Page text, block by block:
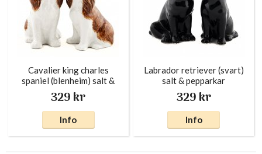
Cavalier king charles
spaniel (blenheim) salt &
pepparkar x
329 kr
Info
Labrador retriever (svart)
salt & pepparkar
329 kr
Info